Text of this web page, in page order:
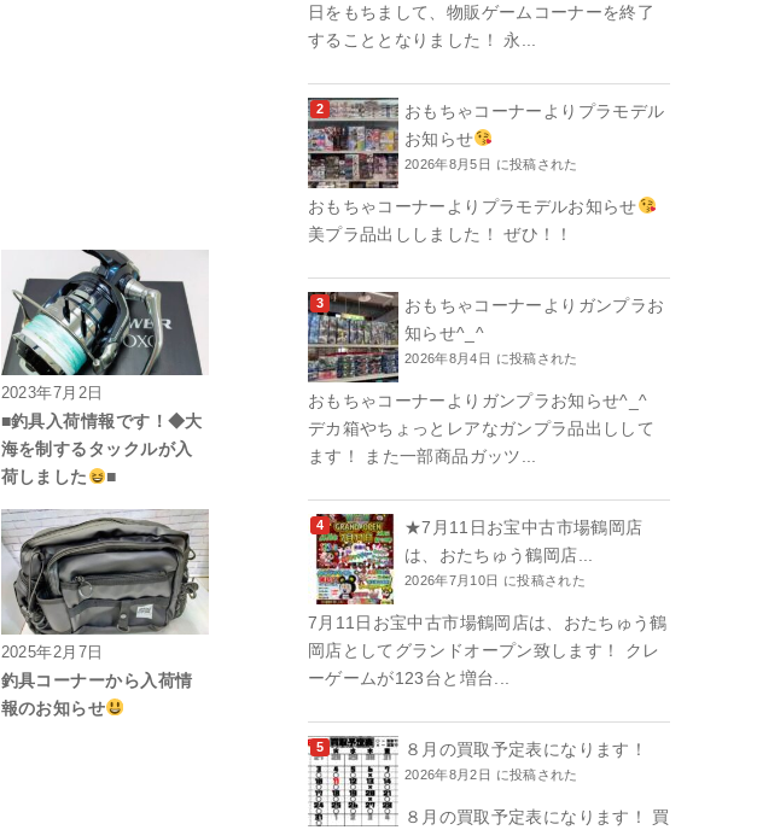
2023年7月2日
■釣具入荷情報です！◆大
海を制するタックルが入
荷しました
■
2025年2月7日
釣具コーナーから入荷情
報のお知らせ
日をもちまして、物販ゲームコーナーを終了
することとなりました！ 永...
おもちゃコーナーよりプラモデル
お知らせ
2026年8月5日 に投稿された
おもちゃコーナーよりプラモデルお知らせ
美プラ品出ししました！ ぜひ！！
おもちゃコーナーよりガンプラお
知らせ^_^
2026年8月4日 に投稿された
おもちゃコーナーよりガンプラお知らせ^_^
デカ箱やちょっとレアなガンプラ品出しして
ます！ また一部商品ガッツ...
★7月11日お宝中古市場鶴岡店
は、おたちゅう鶴岡店...
2026年7月10日 に投稿された
7月11日お宝中古市場鶴岡店は、おたちゅう鶴
岡店としてグランドオープン致します！ クレ
ーゲームが123台と増台...
８月の買取予定表になります！
2026年8月2日 に投稿された
８月の買取予定表になります！ 買